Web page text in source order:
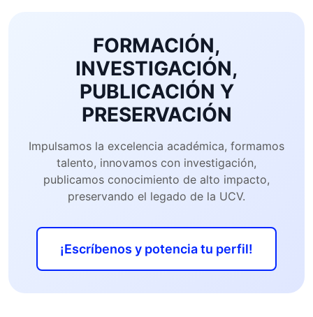
FORMACIÓN,
INVESTIGACIÓN,
PUBLICACIÓN Y
PRESERVACIÓN
Impulsamos la excelencia académica, formamos
talento, innovamos con investigación,
publicamos conocimiento de alto impacto,
preservando el legado de la UCV.
¡Escríbenos y potencia tu perfil!